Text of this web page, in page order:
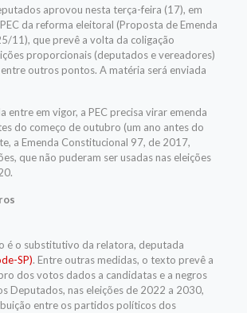
aprovou nesta terça-feira (17), em
da reforma eleitoral (Proposta de Emenda
11), que prevê a volta da coligação
proporcionais (deputados e vereadores)
outros pontos. A matéria será enviada
entre em vigor, a PEC precisa virar emenda
do começo de outubro (um ano antes do
a Emenda Constitucional 97, de 2017,
que não puderam ser usadas nas eleições
é o substitutivo da relatora, deputada
SP). Entre outras medidas, o texto prevê a
dos votos dados a candidatas e a negros
Deputados, nas eleições de 2022 a 2030,
entre os partidos políticos dos